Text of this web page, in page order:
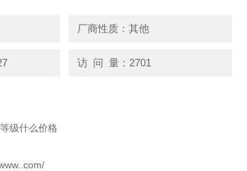
厂商性质：其他
访 问 量：2701
级什么价格